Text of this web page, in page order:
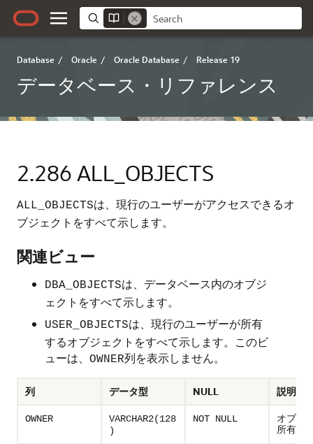
Database / Oracle / Oracle Database / Release 19
データベース・リファレンス
2.286 ALL_OBJECTS
ALL_OBJECTSは、現行のユーザーがアクセスできるオ
ブジェクトをすべて示します。
関連ビュー
DBA_OBJECTSは、データベース内のオブジ
ェクトをすべて示します。
USER_OBJECTSは、現行のユーザーが所有
するオブジェクトをすべて示します。このビ
ューは、 OWNER列を表示しません。
列 データ型 NULL 説明
OWNER
VARCHAR2(128
)
NOT NULL
オブジ
所有者